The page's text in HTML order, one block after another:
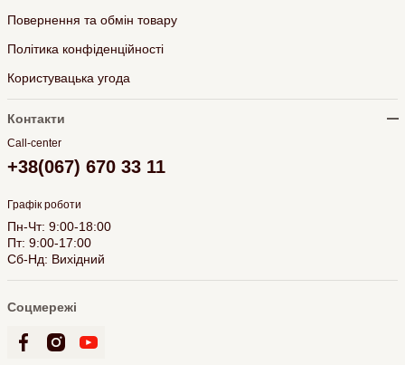
Повернення та обмін товару
Політика конфіденційності
Користувацька угода
Контакти
Call-center
+38(067) 670 33 11
Графік роботи
Пн-Чт: 9:00-18:00
Пт: 9:00-17:00
Сб-Нд: Вихідний
Соцмережі